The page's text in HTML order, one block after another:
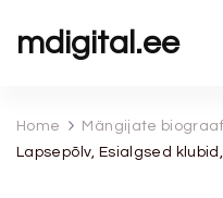
mdigital.ee
Home Mängijate
Lapsepõlv, Esialgsed